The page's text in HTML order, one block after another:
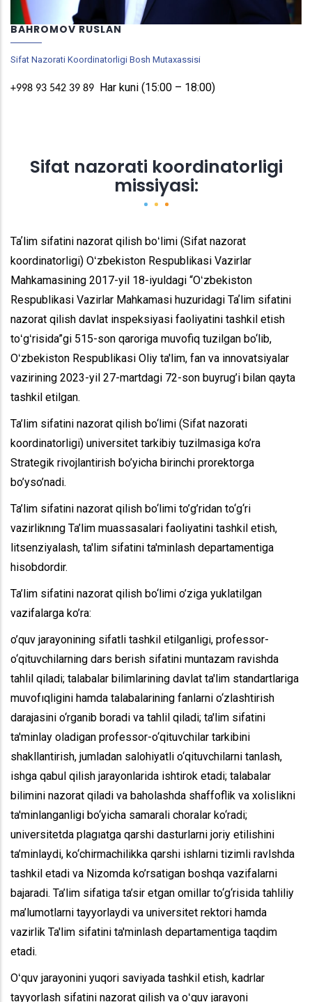
BAHROMOV RUSLAN
Sifat Nazorati Koordinatorligi Bosh Mutaxassisi
+998 93 542 39 89 Har kuni (15:00 – 18:00)
Sifat nazorati koordinatorligi
missiyasi:
Taʼlim sifatini nazorat qilish boʻlimi (Sifat nazorat
koordinatorligi) Oʻzbekiston Respublikasi Vazirlar
Mahkamasining 2017-yil 18-iyuldagi “Oʻzbekiston
Respublikasi Vazirlar Mahkamasi huzuridagi Taʼlim sifatini
nazorat qilish davlat inspeksiyasi faoliyatini tashkil etish
toʻgʻrisida”gi 515-son qaroriga muvofiq tuzilgan bo‘lib,
Oʻzbekiston Respublikasi Oliy ta'lim, fan va innovatsiyalar
vazirining 2023-yil 27-martdagi 72-son buyrug’i bilan qayta
tashkil etilgan.
Ta’lim sifatini nazorat qilish bo‘limi (Sifat nazorati
koordinatorligi) universitet tarkibiy tuzilmasiga ko’ra
Strategik rivojlantirish bo’yicha birinchi prorektorga
bo’yso’nadi.
Ta’lim sifatini nazorat qilish bo‘limi to’g’ridan to‘g‘ri
vazirliknıng Ta’lim muassasalari faoliyatini tashkil etish,
litsenziyalash, ta'lim sifatini ta'minlash departamentiga
hisobdordir.
Ta’lim sifatini nazorat qilish bo‘limi o’ziga yuklatilgan
vazifalarga ko’ra:
o’quv jarayonining sifatli tashkil etilganligi, professor-
o‘qituvchilarning dars berish sifatini muntazam ravishda
tahlil qiladi; talabalar bilimlarining davlat ta'lim standartlariga
muvofıqligini hamda talabalarining fanlarni o‘zlashtirish
darajasini o‘rganib boradi va tahlil qiladi; ta'lim sifatini
ta'minlay oladigan professor-o‘qituvchilar tarkibini
shakllantirish, jumladan salohiyatli o‘qituvchilarni tanlash,
ishga qabul qilish jarayonlarida ishtirok etadi; talabalar
bilimini nazorat qiladi va baholashda shaffoflik va xolislikni
ta'minlanganligi bo‘yicha samarali choralar ko‘radi;
universitetda plagıatga qarshi dasturlarni joriy etilishini
ta’minlaydi, ko‘chirmachilikka qarshi ishlarni tizimli ravlshda
tashkil etadi va Nizomda ko’rsatigan boshqa vazifalarni
bajaradi. Ta’lim sifatiga ta’sir etgan omillar to‘g‘risida tahliliy
ma’lumotlarni tayyorlaydi va universitet rektori hamda
vazirlik Ta'lim sifatini ta'minlash departamentiga taqdim
etadi.
Oʻquv jarayonini yuqori saviyada tashkil etish, kadrlar
tayyorlash sifatini nazorat qilish va oʻquv jarayoni